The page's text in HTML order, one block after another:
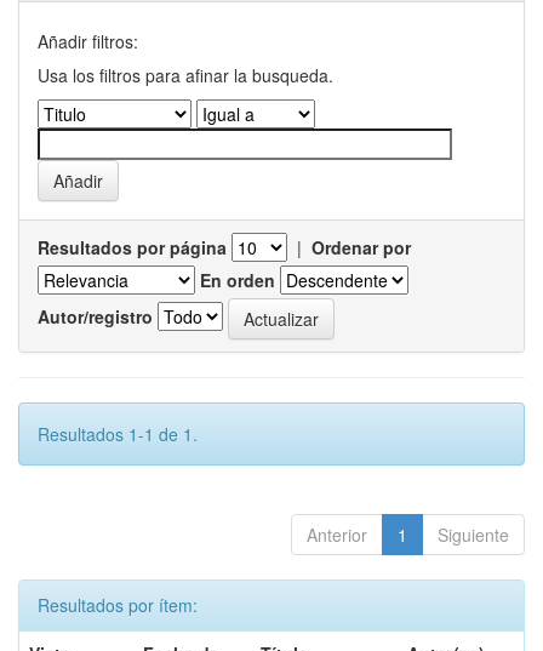
Añadir filtros:
Usa los filtros para afinar la busqueda.
Resultados por página | Ordenar por
En orden
Autor/registro
Resultados 1-1 de 1.
Anterior 1 Siguiente
Resultados por ítem: